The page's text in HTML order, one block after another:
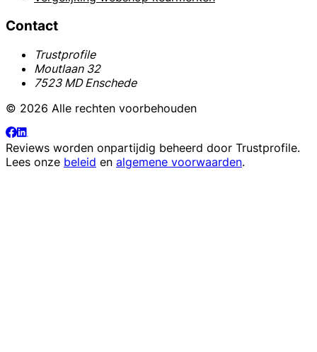
Contact
Trustprofile
Moutlaan 32
7523 MD Enschede
© 2026 Alle rechten voorbehouden
Reviews worden onpartijdig beheerd door Trustprofile.
Lees onze beleid en algemene voorwaarden.